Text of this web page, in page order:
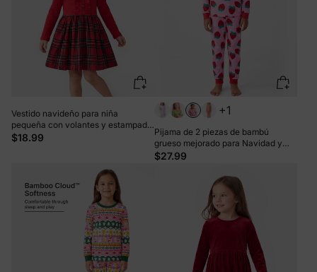
Vestido navideño para niña
pequeña con volantes y estampado
de cuadrícula, rojo, con diadema
$18.99
+1
Pijama de 2 piezas de bambú
grueso mejorado para Navidad y
Halloween, con estampado infantil
ceñido), color rojo
$27.99